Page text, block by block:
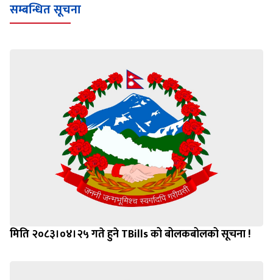
सम्बन्धित सूचना
मिति २०८३।०४।२५ गते हुने TBills को बोलकबोलको सूचना !